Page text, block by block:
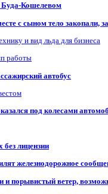
Буда-Кошелевом
с сыном тело закопали,
и вид льда для бизнеса
работы
автобус
под колесами
лицензии
железнодорожное
и порывистый ветер,